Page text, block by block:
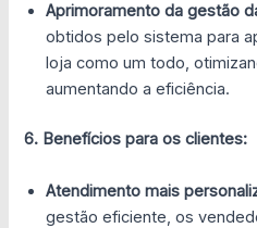
Aprimoramento da gestão
obtidos pelo sistema para
loja como um todo,
aumentando a eficiência.
6. Benefícios para os clientes:
Atendimento mais
gestão eficiente, os